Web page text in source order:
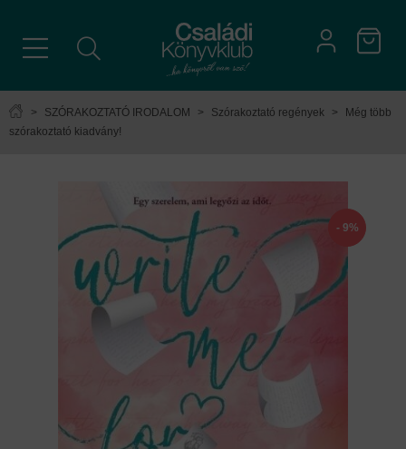
> SZÓRAKOZTATÓ IRODALOM > Szórakoztató regények >
Még több
szórakoztató kiadvány!
- 9%